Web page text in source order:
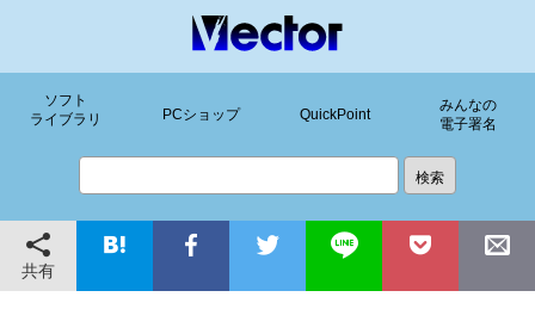
ソフト
ライブラリ
PCショップ QuickPoint
みんなの
電子署名
共有